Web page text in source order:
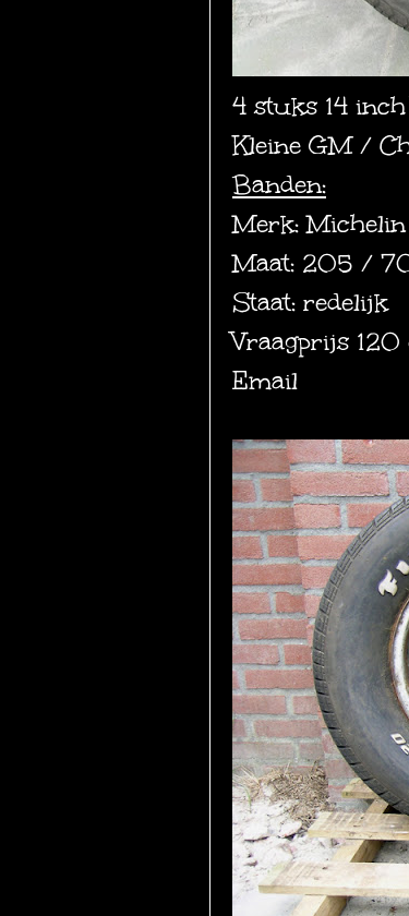
4 stuks 14
Kleine GM /
Banden:
Merk:
Maat: 205 /
Staat: redelijk
Vraagprijs
Email